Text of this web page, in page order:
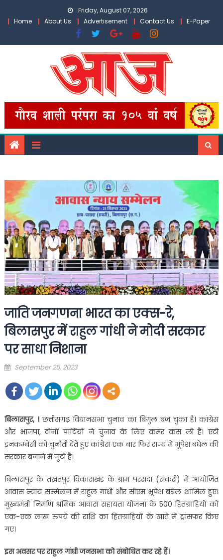
Friday, August 07, 2026
Home
About Us Advertisement Contact Us E-Paper
जाति जनगणना भारत का एक्स-रे,
बिलासपुर में राहुल गांधी ने मोदी सरकार
पर साधा निशाना
Posted
September 25, 2023
बिलासपुर, ।छत्तीसगढ़ विधानसभा चुनाव का बिगुल बज चुका है। कांग्रेस
और भाजपा, दोनों पार्टियों ने चुनाव के लिए कमर कस ली है। एंटी
इनकम्बेंसी को चुनौती देते हुए कांग्रेस एक बार फिर राज्य में भूपेश बघेल की
सरकार बनाने में जुटी है।
बिलासपुर के तखतपुर विकासखंड के ग्राम परसदा (सकरी) में आयोजित
आवास न्याय सम्मेलन में राहुल गांधी और सीएम भूपेश बघेल शामिल हुए।
मुख्यमंत्री निर्माण श्रमिक आवास सहायता योजना के 500 हितग्राहियों को
एक-एक लाख रुपये की राशि का हितग्राहियों के खाते में ट्रांसफर किए
गए।
इस अवसर पर राहुल गांधी जनसभा को संबोधित कर रहे हैं।